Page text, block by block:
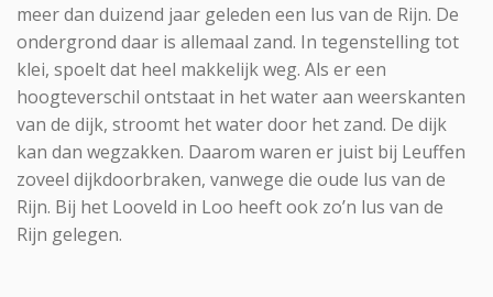
meer dan duizend jaar geleden een lus van de Rijn. De
ondergrond daar is allemaal zand. In tegenstelling tot
klei, spoelt dat heel makkelijk weg. Als er een
hoogteverschil ontstaat in het water aan weerskanten
van de dijk, stroomt het water door het zand. De dijk
kan dan wegzakken. Daarom waren er juist bij Leuffen
zoveel dijkdoorbraken, vanwege die oude lus van de
Rijn. Bij het Looveld in Loo heeft ook zo’n lus van de
Rijn gelegen.